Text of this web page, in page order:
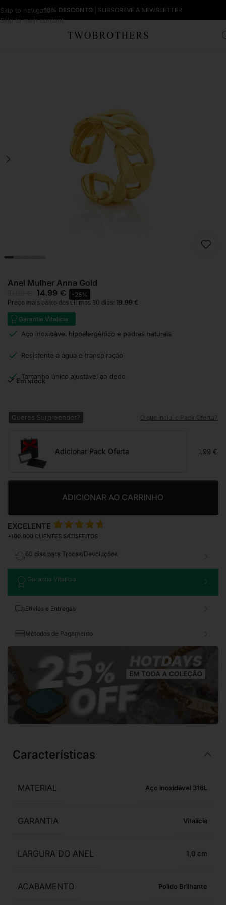
Skip to navigation
Skip to main content
10% DESCONTO| SUBSCREVE A NEWSLETTER
Anéis Mulher
Anel Mulher Anna Gold
14.99 €
-25%
Preço mais baixo dos últimos 30 dias: 19.99 €
Garantia Vitalícia
Aço inoxidável hipoalergénico e pedras naturais
Resistente à água e transpiração
Tamanho único ajustável ao dedo
Em stock
Queres Surpreender? O que inclui o Pack Oferta?
Adicionar Pack Oferta 1.99 €
ADICIONAR AO CARRINHO
EXCELENTE
+100.000 CLIENTES SATISFEITOS
60 dias para Trocas/Devoluções
Garantia Vitalícia
Envios e Entregas
Métodos de Pagamento
Características
MATERIAL Aço inoxidável 316L
GARANTIA Vitalícia
LARGURA DO ANEL 1,0
ACABAMENTO Polido Brilhante